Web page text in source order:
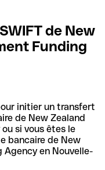
de New
Funding
initier un transfert
de New Zealand
si vous êtes le
bancaire de New
Agency en Nouvelle-